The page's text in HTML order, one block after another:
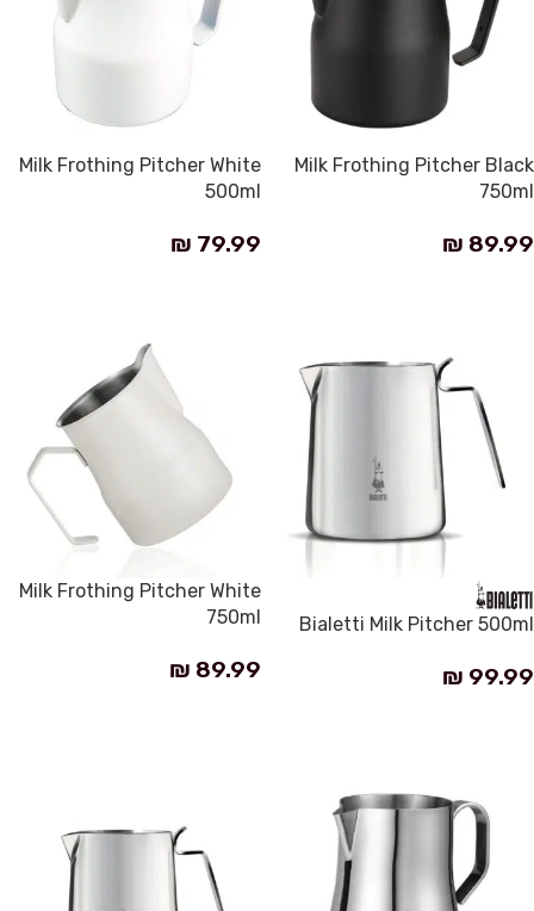
Milk Frothing Pitcher Black
750ml
₪ 89.99
Milk Frothing Pitcher White
500ml
₪ 79.99
Bialetti Milk Pitcher 500ml
₪ 99.99
Milk Frothing Pitcher White
750ml
₪ 89.99